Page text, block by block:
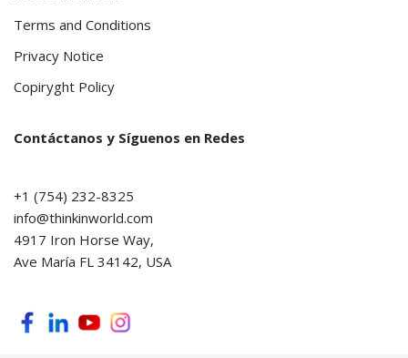
Terms and Conditions
Privacy Notice
Copiryght Policy
Contáctanos y Síguenos en Redes
+1 (754) 232-8325
info@thinkinworld.com
4917 Iron Horse Way,
Ave María FL 34142, USA